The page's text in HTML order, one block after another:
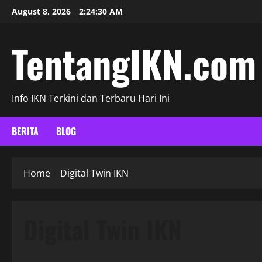
SkipAugust 8, 2026 2:24:31 AM
TentangIKN.com
Info IKN Terkini dan Terbaru Hari Ini
BERITA BLOG
Home Digital Twin IKN